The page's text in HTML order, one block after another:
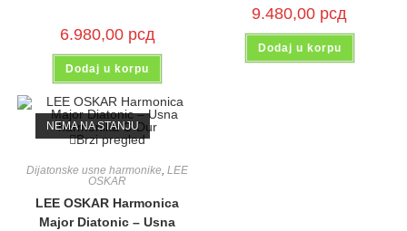
6.980,00 рсд
Dodaj u korpu
9.480,00 рсд
Dodaj u korpu
NEMA NA STANJU
Brzi pregled
Dijatonske usne harmonike,LEE
OSKAR
LEE OSKAR Harmonica
Major Diatonic – Usna